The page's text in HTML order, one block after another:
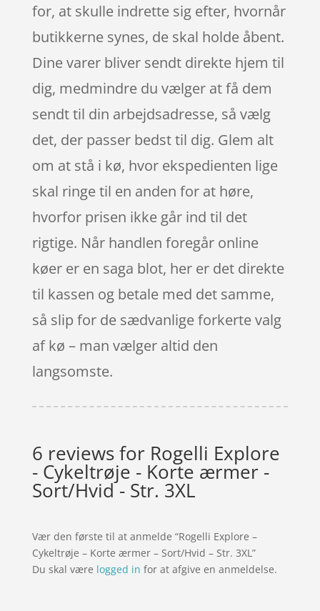
for, at skulle indrette sig efter, hvornår
butikkerne synes, de skal holde åbent.
Dine varer bliver sendt direkte hjem til
dig, medmindre du vælger at få dem
sendt til din arbejdsadresse, så vælg
det, der passer bedst til dig. Glem alt
om at stå i kø, hvor ekspedienten lige
skal ringe til en anden for at høre,
hvorfor prisen ikke går ind til det
rigtige. Når handlen foregår online
køer er en saga blot, her er det direkte
til kassen og betale med det samme,
så slip for de sædvanlige forkerte valg
af kø – man vælger altid den
langsomste.
6 reviews for Rogelli Explore
- Cykeltrøje - Korte ærmer -
Sort/Hvid - Str. 3XL
Vær den første til at anmelde “Rogelli Explore –
Cykeltrøje – Korte ærmer – Sort/Hvid – Str. 3XL”
Du skal være logged in for at afgive en anmeldelse.